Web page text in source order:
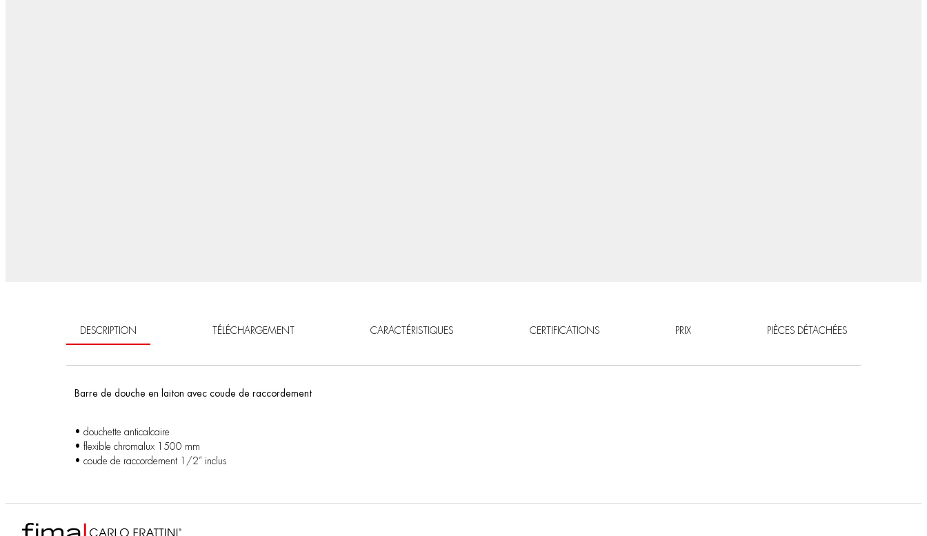
DESCRIPTION TÉLÉCHARGEMENT CARACTÉRISTIQUES CERTIFICATIONS PRIX PIÈCES DÉTACHÉES
Barre de douche en laiton avec coude de raccordement
• douchette anticalcaire
• flexible chromalux 1500 mm
• coude de raccordement 1/2” inclus